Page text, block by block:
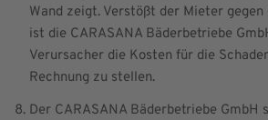
Wand zeigt. Verstößt der Mieter
ist die CARASANA Bäderbetriebe
Verursacher die Kosten für die
Rechnung zu stellen.
Der CARASANA Bäderbetriebe GmbH